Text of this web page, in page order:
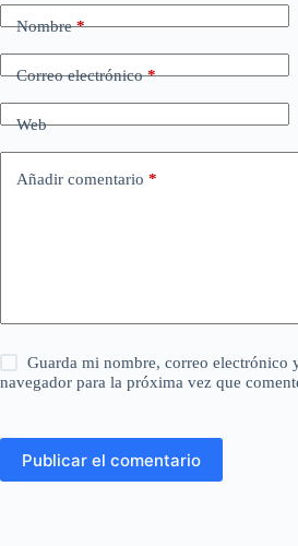
Nombre*
Correo electrónico*
Web
Añadir comentario *
Guarda mi nombre, correo electrónico
navegador para la próxima vez que
Publicar el comentario